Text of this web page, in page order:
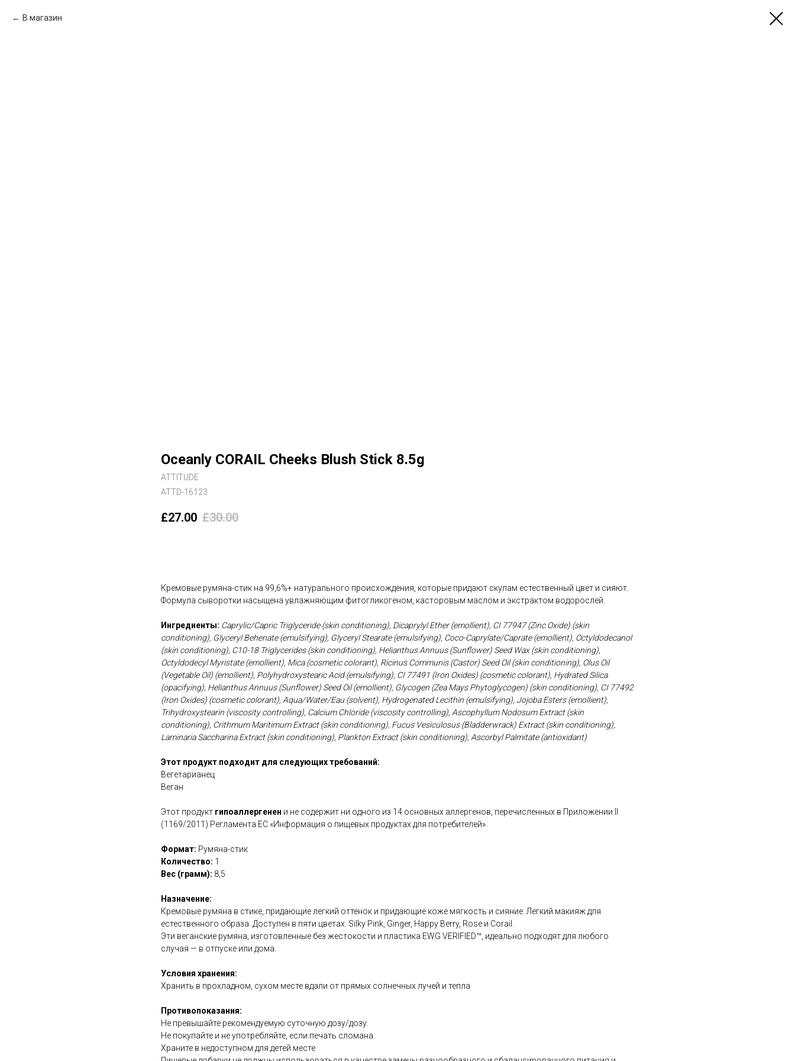
В магазин
Oceanly CORAIL Cheeks Blush Stick 8.5g
ATTITUDE
ATTD-16123
£27.00 £30.00
Кремовые румяна-стик на 99,6%+ натурального происхождения, которые придают скулам естественный цвет и сияют.
Формула сыворотки насыщена увлажняющим фитогликогеном, касторовым маслом и экстрактом водорослей.
Ингредиенты: Caprylic/Capric Triglyceride (skin conditioning), Dicaprylyl Ether (emollient), CI 77947 (Zinc Oxide) (skin
conditioning), Glyceryl Behenate (emulsifying), Glyceryl Stearate (emulsifying), Coco-Caprylate/Caprate (emollient), Octyldodecanol
(skin conditioning), C10-18 Triglycerides (skin conditioning), Helianthus Annuus (Sunflower) Seed Wax (skin conditioning),
Octyldodecyl Myristate (emollient), Mica (cosmetic colorant), Ricinus Communis (Castor) Seed Oil (skin conditioning), Olus Oil
(Vegetable Oil) (emollient), Polyhydroxystearic Acid (emulsifying), CI 77491 (Iron Oxides) (cosmetic colorant), Hydrated Silica
(opacifying), Helianthus Annuus (Sunflower) Seed Oil (emollient), Glycogen (Zea Mays Phytoglycogen) (skin conditioning), CI 77492
(Iron Oxides) (cosmetic colorant), Aqua/Water/Eau (solvent), Hydrogenated Lecithin (emulsifying), Jojoba Esters (emollient),
Trihydroxystearin (viscosity controlling), Calcium Chloride (viscosity controlling), Ascophyllum Nodosum Extract (skin
conditioning), Crithmum Maritimum Extract (skin conditioning), Fucus Vesiculosus (Bladderwrack) Extract (skin conditioning),
Laminaria Saccharina Extract (skin conditioning), Plankton Extract (skin conditioning), Ascorbyl Palmitate (antioxidant)
Этот продукт подходит для следующих требований:
Вегетарианец
Веган
Этот продукт гипоаллергенен и не содержит ни одного из 14 основных аллергенов, перечисленных в Приложении II
(1169/2011) Регламента ЕС «Информация о пищевых продуктах для потребителей».
Формат: Румяна-стик
Количество: 1
Вес (грамм): 8,5
Назначение:
Кремовые румяна в стике, придающие легкий оттенок и придающие коже мягкость и сияние. Легкий макияж для
естественного образа. Доступен в пяти цветах: Silky Pink, Ginger, Happy Berry, Rose и Corail.
Эти веганские румяна, изготовленные без жестокости и пластика EWG VERIFIED™, идеально подходят для любого
случая — в отпуске или дома.
Условия хранения:
Хранить в прохладном, сухом месте вдали от прямых солнечных лучей и тепла
Противопоказания:
Не превышайте рекомендуемую суточную дозу/дозу.
Не покупайте и не употребляйте, если печать сломана.
Храните в недоступном для детей месте